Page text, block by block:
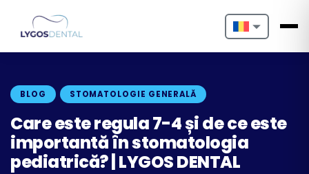
Nederlands
Français
Deutsch
BLOG STOMATOLOGIE GENERALĂ
Care este regula 7-4 și de ce este
importantă în stomatologia
pediatrică? | LYGOS DENTAL